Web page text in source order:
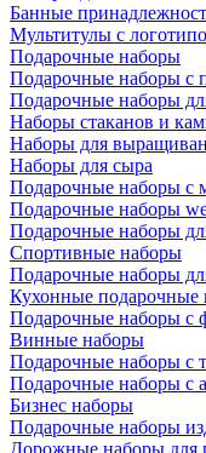
Банные
Мультитулы с
Подарочные наборы
Подарочные наборы с
Подарочные наборы
Наборы стаканов и
Наборы для
Наборы для сыра
Подарочные наборы с
Подарочные наборы
Подарочные наборы
Спортивные наборы
Подарочные наборы
Кухонные подарочные
Подарочные наборы с
Винные наборы
Подарочные наборы с
Подарочные наборы с
Бизнес наборы
Подарочные наборы
Дорожные наборы для